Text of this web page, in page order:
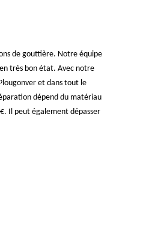
de gouttière. Notre équipe
très bon état. Avec notre
et dans tout le
dépend du matériau
Il peut également dépasser